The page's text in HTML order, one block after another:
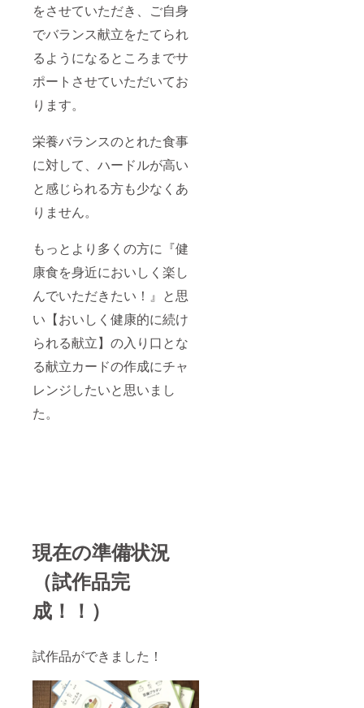
をさせていただき、ご自身
でバランス献立をたてられ
るようになるところまでサ
ポートさせていただいてお
ります。
栄養バランスのとれた食事
に対して、ハードルが高い
と感じられる方も少なくあ
りません。
もっとより多くの方に『健
康食を身近においしく楽し
んでいただきたい！』と思
い【おいしく健康的に続け
られる献立】の入り口とな
る献立カードの作成にチャ
レンジしたいと思いまし
た。
現在の準備状況
（試作品完
成！！）
試作品ができました！